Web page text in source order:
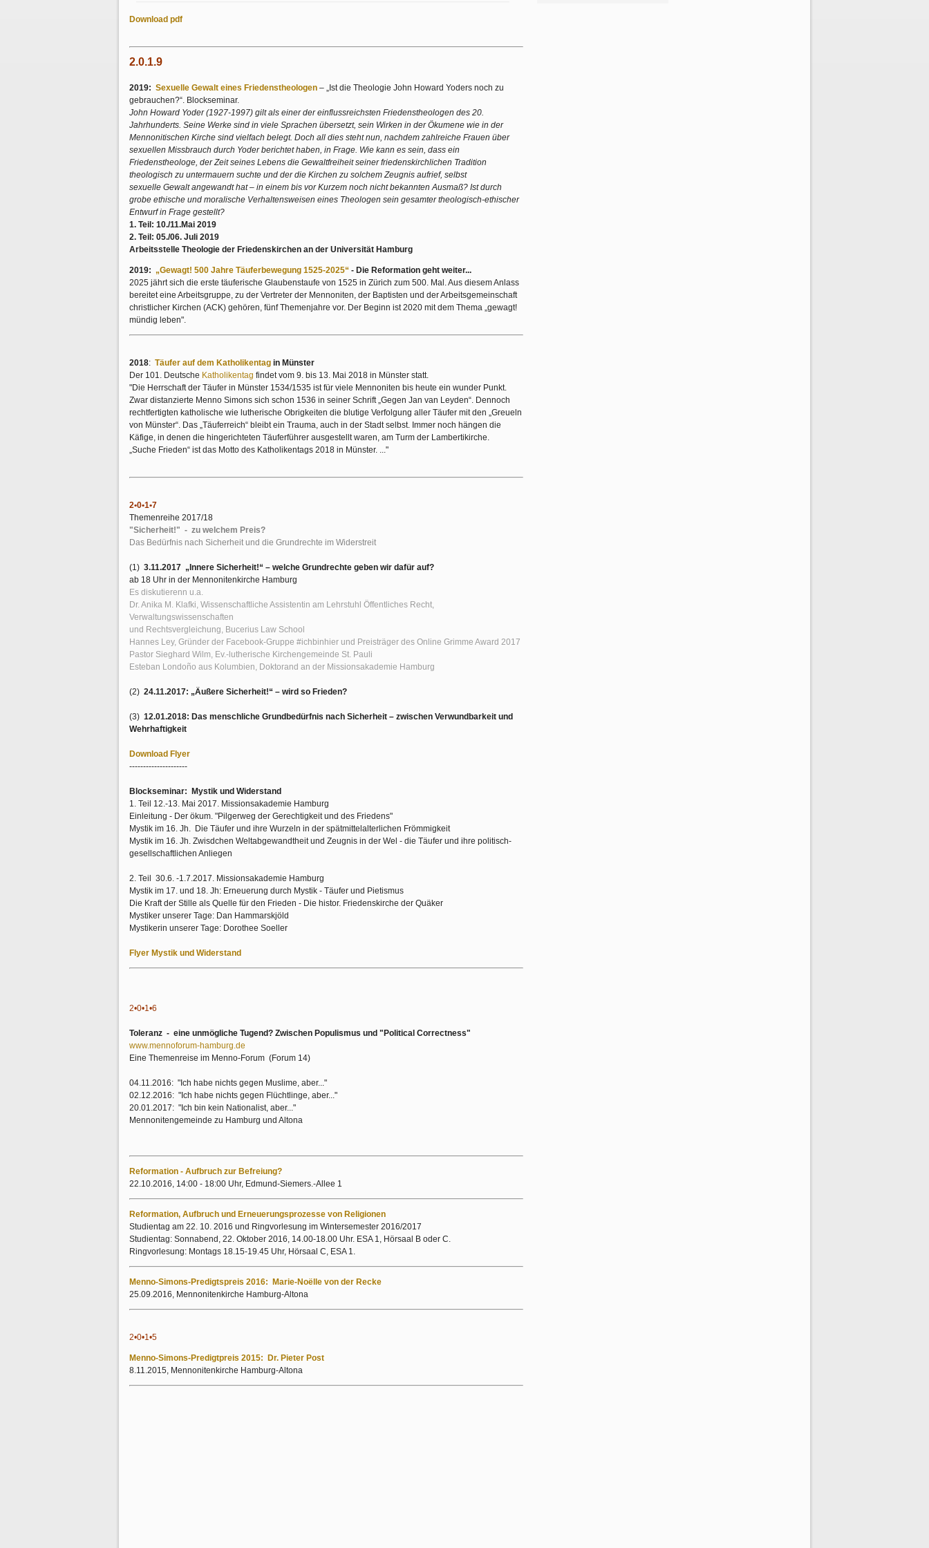
Download pdf
2.0.1.9
2019: Sexuelle Gewalt eines Friedenstheologen – „Ist die Theologie John Howard Yoders noch zu
gebrauchen?“. Blockseminar.
John Howard Yoder (1927-1997) gilt als einer der einflussreichsten Friedenstheologen des 20.
Jahrhunderts. Seine Werke sind in viele Sprachen übersetzt, sein Wirken in der Ökumene wie in der
Mennonitischen Kirche sind vielfach belegt. Doch all dies steht nun, nachdem zahlreiche Frauen über
sexuellen Missbrauch durch Yoder berichtet haben, in Frage. Wie kann es sein, dass ein
Friedenstheologe, der Zeit seines Lebens die Gewaltfreiheit seiner friedenskirchlichen Tradition
theologisch zu untermauern suchte und der die Kirchen zu solchem Zeugnis aufrief, selbst
sexuelle Gewalt angewandt hat – in einem bis vor Kurzem noch nicht bekannten Ausmaß? Ist durch
grobe ethische und moralische Verhaltensweisen eines Theologen sein gesamter theologisch-ethischer
Entwurf in Frage gestellt?
1. Teil: 10./11.Mai 2019
2. Teil: 05./06. Juli 2019
Arbeitsstelle Theologie der Friedenskirchen an der Universität Hamburg
2019: „Gewagt! 500 Jahre Täuferbewegung 1525-2025“ - Die Reformation geht weiter...
2025 jährt sich die erste täuferische Glaubenstaufe von 1525 in Zürich zum 500. Mal. Aus diesem Anlass
bereitet eine Arbeitsgruppe, zu der Vertreter der Mennoniten, der Baptisten und der Arbeitsgemeinschaft
christlicher Kirchen (ACK) gehören, fünf Themenjahre vor. Der Beginn ist 2020 mit dem Thema „gewagt!
mündig leben".
2018: Täufer auf dem Katholikentag in Münster
Der 101. Deutsche Katholikentag findet vom 9. bis 13. Mai 2018 in Münster statt.
"Die Herrschaft der Täufer in Münster 1534/1535 ist für viele Mennoniten bis heute ein wunder Punkt.
Zwar distanzierte Menno Simons sich schon 1536 in seiner Schrift „Gegen Jan van Leyden“. Dennoch
rechtfertigten katholische wie lutherische Obrigkeiten die blutige Verfolgung aller Täufer mit den „Greueln
von Münster“. Das „Täuferreich“ bleibt ein Trauma, auch in der Stadt selbst. Immer noch hängen die
Käfige, in denen die hingerichteten Täuferführer ausgestellt waren, am Turm der Lambertikirche.
„Suche Frieden“ ist das Motto des Katholikentags 2018 in Münster. ..."
2•0•1•7
Themenreihe 2017/18
"Sicherheit!" - zu welchem Preis?
Das Bedürfnis nach Sicherheit und die Grundrechte im Widerstreit
(1) 3.11.2017 „Innere Sicherheit!“ – welche Grundrechte geben wir dafür auf?
ab 18 Uhr in der Mennonitenkirche Hamburg
Es diskutierenn u.a.
Dr. Anika M. Klafki, Wissenschaftliche Assistentin am Lehrstuhl Öffentliches Recht,
Verwaltungswissenschaften
und Rechtsvergleichung, Bucerius Law School
Hannes Ley, Gründer der Facebook-Gruppe #ichbinhier und Preisträger des Online Grimme Award 2017
Pastor Sieghard Wilm, Ev.-lutherische Kirchengemeinde St. Pauli
Esteban Londoño aus Kolumbien, Doktorand an der Missionsakademie Hamburg
(2) 24.11.2017: „Äußere Sicherheit!“ – wird so Frieden?
(3) 12.01.2018: Das menschliche Grundbedürfnis nach Sicherheit – zwischen Verwundbarkeit und
Wehrhaftigkeit
Download Flyer
---------------------
Blockseminar: Mystik und Widerstand
1. Teil 12.-13. Mai 2017. Missionsakademie Hamburg
Einleitung - Der ökum. "Pilgerweg der Gerechtigkeit und des Friedens"
Mystik im 16. Jh. Die Täufer und ihre Wurzeln in der spätmittelalterlichen Frömmigkeit
Mystik im 16. Jh. Zwisdchen Weltabgewandtheit und Zeugnis in der Wel - die Täufer und ihre politisch-
gesellschaftlichen Anliegen
2. Teil 30.6. -1.7.2017. Missionsakademie Hamburg
Mystik im 17. und 18. Jh: Erneuerung durch Mystik - Täufer und Pietismus
Die Kraft der Stille als Quelle für den Frieden - Die histor. Friedenskirche der Quäker
Mystiker unserer Tage: Dan Hammarskjöld
Mystikerin unserer Tage: Dorothee Soeller
Flyer Mystik und Widerstand
2•0•1•6
Toleranz - eine unmögliche Tugend? Zwischen Populismus und "Political Correctness"
www.mennoforum-hamburg.de
Eine Themenreise im Menno-Forum (Forum 14)
04.11.2016: "Ich habe nichts gegen Muslime, aber..."
02.12.2016: "Ich habe nichts gegen Flüchtlinge, aber..."
20.01.2017: "Ich bin kein Nationalist, aber..."
Mennonitengemeinde zu Hamburg und Altona
Reformation - Aufbruch zur Befreiung?
22.10.2016, 14:00 - 18:00 Uhr, Edmund-Siemers.-Allee 1
Reformation, Aufbruch und Erneuerungsprozesse von Religionen
Studientag am 22. 10. 2016 und Ringvorlesung im Wintersemester 2016/2017
Studientag: Sonnabend, 22. Oktober 2016, 14.00-18.00 Uhr. ESA 1, Hörsaal B oder C.
Ringvorlesung: Montags 18.15-19.45 Uhr, Hörsaal C, ESA 1.
Menno-Simons-Predigtspreis 2016: Marie-Noëlle von der Recke
25.09.2016, Mennonitenkirche Hamburg-Altona
2•0•1•5
Menno-Simons-Predigtpreis 2015: Dr. Pieter Post
8.11.2015, Mennonitenkirche Hamburg-Altona